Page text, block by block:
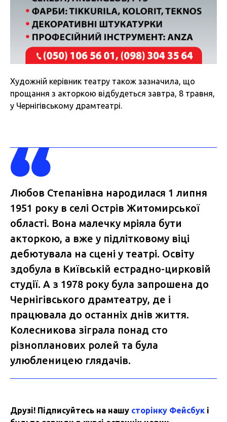
Художній керівник театру також зазначила, що
прощання з акторкою відбудеться завтра, 8 травня,
у Чернігівському драмтеатрі.
Любов Степанівна народилася 1 липня
1951 року в селі Острів Житомирської
області. Вона малечку мріяла бути
акторкою, а вже у підлітковому віці
дебютувала на сцені у театрі. Освіту
здобула в Київській естрадно-цирковій
студії. А з 1978 року була запрошена до
Чернігівського драмтеатру, де і
працювала до останніх днів життя.
Колесникова зіграла понад сто
різнопланових ролей та була
улюбленицею глядачів.
Друзі! Підписуйтесь на нашу сторінку Фейсбук і